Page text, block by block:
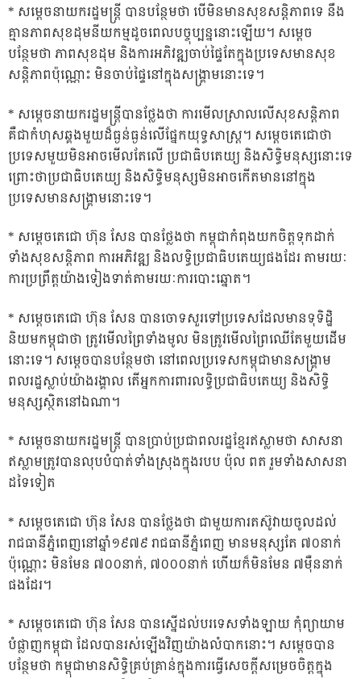
* សម្តេចនាយករដ្ឋមន្ត្រី បានបន្ថែមថា បើមិនមានសុខសន្តិភាពទេ នឹង
គ្មានភាពសុខដុមនីយកម្មដូចពេលបច្ចុប្បន្ននោះឡើយ។ សម្តេច
បន្ថែមថា ភាពសុខដុម និងការអភិវឌ្ឍចាប់ផ្ទៃតែក្នុងប្រទេសមានសុខ
សន្តិភាពប៉ុណ្ណោះ មិនចាប់ផ្ទៃនៅក្នុងសង្គ្រាមនោះទេ។
* សម្តេចនាយករដ្ឋមន្ត្រីបានថ្លែងថា ការមើលស្រាលលើសុខសន្តិភាព
គឺជាកំហុសឆ្គងមួយដ៏ធ្ងន់ធ្ងន់លើផ្នែកយុទ្ធសាស្ត្រ។ សម្តេចតេជោថា
ប្រទេសមួយមិនអាចមើលតែលើ ប្រជាធិបតេយ្យ និងសិទ្ធិមនុស្សនោះទេ
ព្រោះថាប្រជាធិបតេយ្យ និងសិទ្ធិមនុស្សមិនអាចកើតមាននៅក្នុង
ប្រទេសមានសង្គ្រាមនោះទេ។
* សម្តេចតេជោ ហ៊ុន សែន បានថ្លែងថា កម្ពុជាកំពុងយកចិត្តទុកដាក់
ទាំងសុខសន្តិភាព ការអភិវឌ្ឍ និងលទ្ធិប្រជាធិបតេយ្យផងដែរ តាមរយៈ
ការប្រព្រឹត្តយ៉ាងទៀងទាត់តាមរយៈការបោះឆ្នោត។
* សម្តេចតេជោ ហ៊ុន សែន បានចោទសួរទៅប្រទេសដែលមានទុទិដ្ឋិ
និយមកម្ពុជាថា ត្រូវមើលព្រៃទាំងមូល មិនត្រូវមើលព្រៃឈើតែមួយដើម
នោះទេ។ សម្តេចបានបន្ថែមថា នៅពេលប្រទេសកម្ពុជាមានសង្គ្រាម
ពលរដ្ឋស្លាប់យ៉ាងរង្គាល តើអ្នកការពារលទ្ធិប្រជាធិបតេយ្យ និងសិទ្ធិ
មនុស្សស្ថិតនៅឯណា។
* សម្តេចនាយករដ្ឋមន្ត្រី បានប្រាប់ប្រជាពលរដ្ឋខ្មែរឥស្លាមថា សាសនា
ឥស្លាមត្រូវបានលុបបំបាត់ទាំងស្រុងក្នុងរបប ប៉ុល ពត រួមទាំងសាសនា
ដទៃទៀត
* សម្តេចតេជោ ហ៊ុន សែន បានថ្លែងថា ជាមួយការតស៊ូវាយចូលដល់
រាជធានីភ្នំពេញនៅឆ្នាំ១៩៧៩ រាជធានីភ្នំពេញ មានមនុស្សតែ ៧០នាក់
ប៉ុណ្ណោះ មិនមែន ៧០០នាក់, ៧០០០នាក់ ហើយក៏មិនមែន ៧ម៉ឺននាក់
ផងដែរ។
* សម្តេចតេជោ ហ៊ុន សែន បានស្នើដល់បរទេសទាំងឡាយ កុំព្យាយាម
បំផ្លាញកម្ពុជា ដែលបានរស់ឡើងវិញយ៉ាងលំបាកនោះ។ សម្តេចបាន
បន្ថែមថា កម្ពុជាមានសិទ្ធិគ្រប់គ្រាន់ក្នុងការធ្វើសេចក្តីសម្រេចចិត្តក្នុង